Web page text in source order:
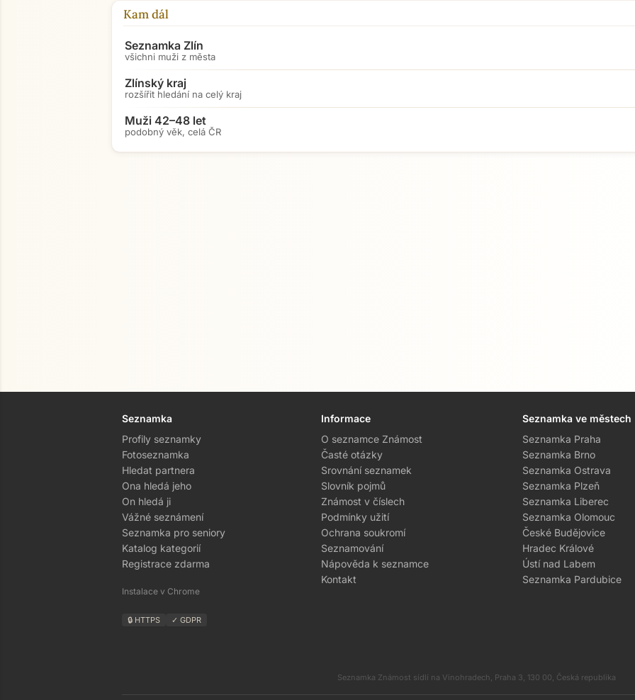
Kam dál
Seznamka Zlín
všichni muži z města
Zlínský kraj
rozšířit hledání na celý kraj
Muži 42–48 let
podobný věk, celá ČR
Seznamka
Profily seznamky
Fotoseznamka
Hledat partnera
Ona hledá jeho
On hledá ji
Vážné seznámení
Seznamka pro seniory
Katalog kategorií
Registrace zdarma
Instalace v Chrome
🔒 HTTPS ✓ GDPR
Informace
O seznamce Známost
Časté otázky
Srovnání seznamek
Slovník pojmů
Známost v číslech
Podmínky užití
Ochrana soukromí
Seznamování
Nápověda k seznamce
Kontakt
Seznamka ve městech
Seznamka Praha
Seznamka Brno
Seznamka Ostrava
Seznamka Plzeň
Seznamka Liberec
Seznamka Olomouc
České Budějovice
Hradec Králové
Ústí nad Labem
Seznamka Pardubice
Seznamka Známost sídlí na Vinohradech, Praha 3, 130 00, Česká republika